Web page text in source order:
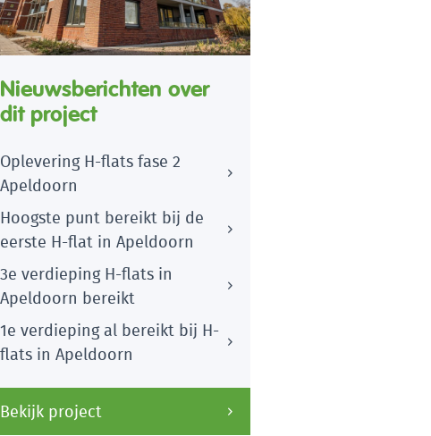
Nieuwsberichten over
dit project
Oplevering H-flats fase 2
Apeldoorn
Hoogste punt bereikt bij de
eerste H-flat in Apeldoorn
3e verdieping H-flats in
Apeldoorn bereikt
1e verdieping al bereikt bij H-
flats in Apeldoorn
Bekijk project